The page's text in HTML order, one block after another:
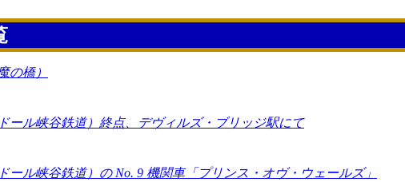
の橋）
ール峡谷鉄道）終点、デヴィルズ・ブリッジ駅にて
ル峡谷鉄道）の No. 9 機関車「プリンス・オヴ・ウェールズ」